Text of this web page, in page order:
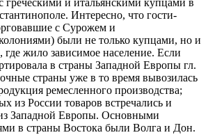
греческими и итальянскими купцами в
Интересно, что гости-
с Сурожем и
были не только купцами, но и
где жило зависимое население. Если
в страны Западной Европы гл.
страны уже в то время вывозилась
ремесленного производства;
из России товаров встречались и
Западной Европы. Основными
в страны Востока были Волга и Дон.